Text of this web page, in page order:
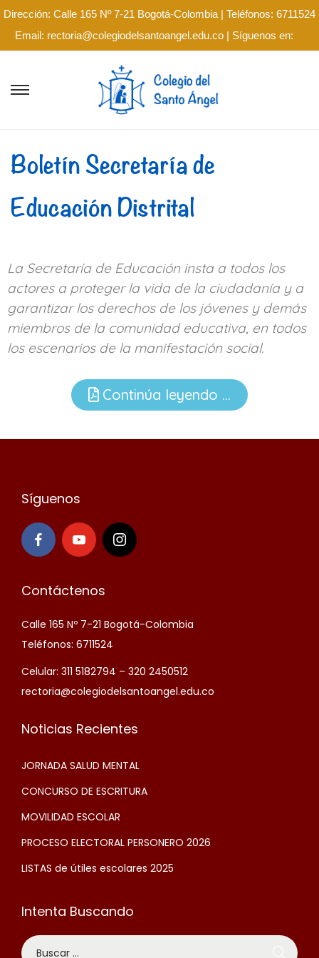
Dirección: Calle 165 Nº 7-21 Bogotá-Colombia | Teléfonos: 6711524
Email: rectoria@colegiodelsantoangel.edu.co | Síguenos en:
Boletín Secretaría de
Educación Distrital
La Secretaría de Educación insta a todos los
actores a proteger la vida de la ciudadanía y a
garantizar los derechos de los jóvenes y demás
miembros de la comunidad educativa, en todos
los escenarios de la manifestación social.
Continúa leyendo ...
Síguenos
Contáctenos
Calle 165 Nº 7-21 Bogotá-Colombia
Teléfonos: 6711524
Celular: 311 5182794 – 320 2450512
rectoria@colegiodelsantoangel.edu.co
Noticias Recientes
JORNADA SALUD MENTAL
CONCURSO DE ESCRITURA
MOVILIDAD ESCOLAR
PROCESO ELECTORAL PERSONERO 2026
LISTAS de útiles escolares 2025
Intenta Buscando